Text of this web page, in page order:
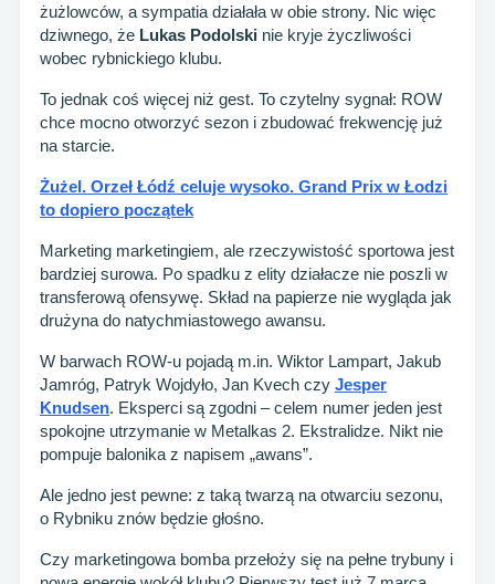
żużlowców, a sympatia działała w obie strony. Nic więc
dziwnego, że Lukas Podolski nie kryje życzliwości
wobec rybnickiego klubu.
To jednak coś więcej niż gest. To czytelny sygnał: ROW
chce mocno otworzyć sezon i zbudować frekwencję już
na starcie.
Żużel. Orzeł Łódź celuje wysoko. Grand Prix w Łodzi
to dopiero początek
Marketing marketingiem, ale rzeczywistość sportowa jest
bardziej surowa. Po spadku z elity działacze nie poszli w
transferową ofensywę. Skład na papierze nie wygląda jak
drużyna do natychmiastowego awansu.
W barwach ROW-u pojadą m.in. Wiktor Lampart, Jakub
Jamróg, Patryk Wojdyło, Jan Kvech czy Jesper
Knudsen. Eksperci są zgodni – celem numer jeden jest
spokojne utrzymanie w Metalkas 2. Ekstralidze. Nikt nie
pompuje balonika z napisem „awans”.
Ale jedno jest pewne: z taką twarzą na otwarciu sezonu,
o Rybniku znów będzie głośno.
Czy marketingowa bomba przełoży się na pełne trybuny i